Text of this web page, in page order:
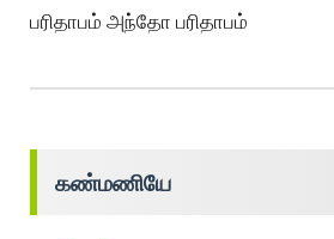
பரிதாபம் அந்தோ பரிதாபம்
கண்மணியே